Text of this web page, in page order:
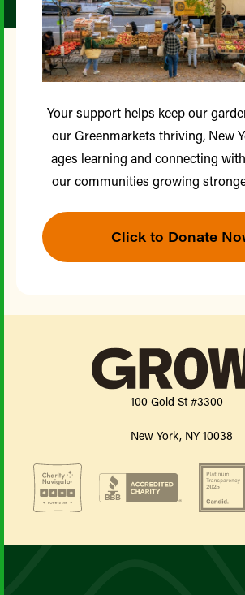
Your support helps keep our
our Greenmarkets thriving, New
ages learning and connecting
our communities growing
Click to Donate
100 Gold St #3300
New York, NY 10038